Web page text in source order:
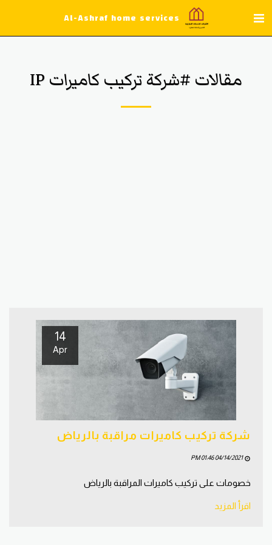
Al-Ashraf home services
مقالات #شركة تركيب كاميرات IP
14
Apr
شركة تركيب كاميرات مراقبة بالرياض
04/14/2021 01:46 PM
خصومات على تركيب كاميرات المراقبة بالرياض
اقرأ المزيد